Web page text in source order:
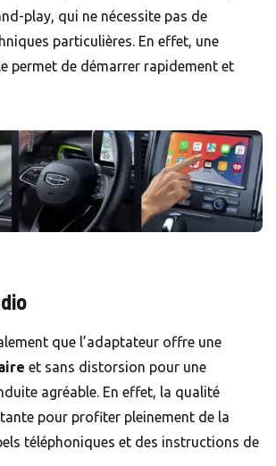
play, qui ne nécessite pas de
particulières. En effet, une
permet de démarrer rapidement et
que l’adaptateur offre une
et sans distorsion pour une
agréable. En effet, la qualité
pour profiter pleinement de la
téléphoniques et des instructions de